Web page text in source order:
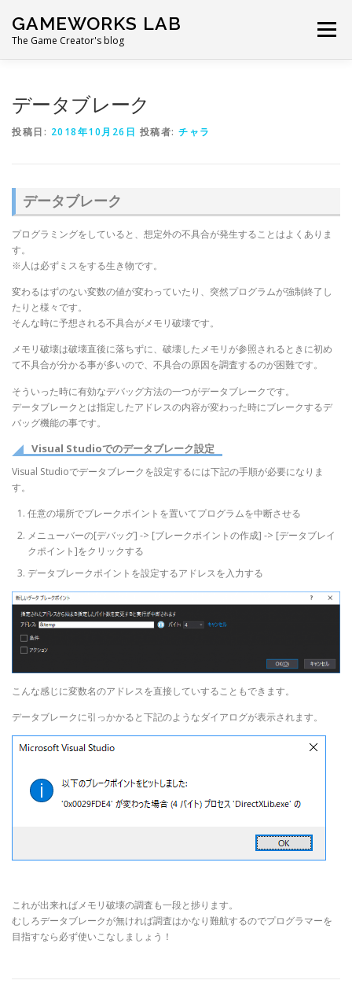
GAMEWORKS LAB
The Game Creator's blog
メニュー
データブレーク
投稿日: 2018年10月26日 投稿者: チャラ
データブレーク
プログラミングをしていると、想定外の不具合が発生することはよくありま
す。
※人は必ずミスをする生き物です。
変わるはずのない変数の値が変わっていたり、突然プログラムが強制終了し
たりと様々です。
そんな時に予想される不具合がメモリ破壊です。
メモリ破壊は破壊直後に落ちずに、破壊したメモリが参照されるときに初め
て不具合が分かる事が多いので、不具合の原因を調査するのが困難です。
そういった時に有効なデバッグ方法の一つがデータブレークです。
データブレークとは指定したアドレスの内容が変わった時にブレークするデ
バッグ機能の事です。
Visual Studioでのデータブレーク設定
Visual Studioでデータブレークを設定するには下記の手順が必要になりま
す。
任意の場所でブレークポイントを置いてプログラムを中断させる
メニューバーの[デバッグ] -> [ブレークポイントの作成] -> [データブレイ
クポイント]をクリックする
データブレークポイントを設定するアドレスを入力する
こんな感じに変数名のアドレスを直接していすることもできます。
データブレークに引っかかると下記のようなダイアログが表示されます。
これが出来ればメモリ破壊の調査も一段と捗ります。
むしろデータブレークが無ければ調査はかなり難航するのでプログラマーを
目指すなら必ず使いこなしましょう！